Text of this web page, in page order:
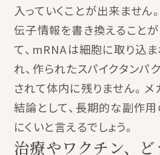
入っていくことが出来ません
伝子情報を書き換えること
て、mRNAは細胞に取り込
れ、作られたスパイクタン
されて体内に残りません。
結論として、長期的な副作
にくいと言えるでしょう。
治療やワクチン、